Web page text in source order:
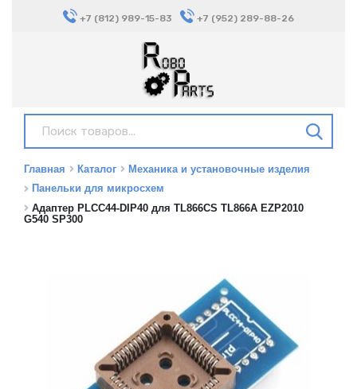
+7 (812) 989-15-83 +7 (952) 289-88-26
Главная Каталог
Механика и установочные изделия
Панельки для микросхем
Адаптер PLCC44-DIP40 для TL866CS TL866A EZP2010
G540 SP300